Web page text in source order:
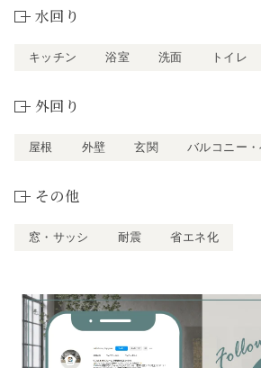
水回り
キッチン 浴室 洗面 トイレ
外回り
屋根 外壁 玄関 バルコニー
その他
窓・サッシ 耐震 省エネ化